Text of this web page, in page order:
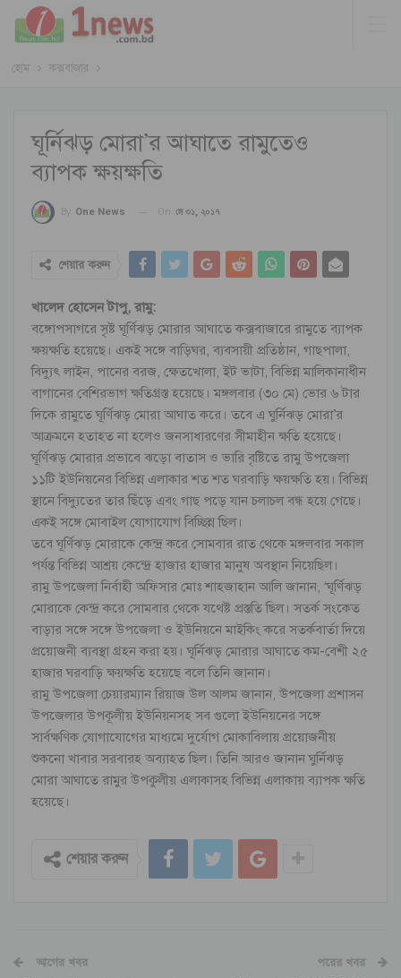
হোম কক্সবাজার
ঘূর্নিঝড় মোরা’র আঘাতে রামুতেও
ব্যাপক ক্ষয়ক্ষতি
By One News On মে ৩১, ২০১৭
শেয়ার করুন
খালেদ হোসেন টাপু, রামু:
বঙ্গোপসাগরে সৃষ্ট ঘূর্ণিঝড় মোরার আঘাতে কক্সবাজারে রামুতে ব্যাপক
ক্ষয়ক্ষতি হয়েছে। একই সঙ্গে বাড়িঘর, ব্যবসায়ী প্রতিষ্ঠান, গাছপালা,
বিদ্যুৎ লাইন, পানের বরজ, ক্ষেতখোলা, ইট ভাটা, বিভিন্ন মালিকানাধীন
বাগানের বেশিরভাগ ক্ষতিগ্রস্ত হয়েছে। মঙ্গলবার (৩০ মে) ভোর ৬ টার
দিকে রামুতে ঘূর্ণিঝড় মোরা আঘাত করে। তবে এ ঘুর্নিঝড় মোরা’র
আক্রমনে হতাহত না হলেও জনসাধারণের সীমাহীন ক্ষতি হয়েছে।
ঘূর্ণিঝড় মোরার প্রভাবে ঝড়ো বাতাস ও ভারি বৃষ্টিতে রামু উপজেলা
১১টি ইউনিয়নের বিভিন্ন এলাকার শত শত ঘরবাড়ি ক্ষয়ক্ষতি হয়। বিভিন্ন
স্থানে বিদ্যুতের তার ছিঁড়ে এবং গাছ পড়ে যান চলাচল বন্ধ হয়ে গেছে।
একই সঙ্গে মোবাইল যোগাযোগ বিচ্ছিন্ন ছিল।
তবে ঘূর্ণিঝড় মোরাকে কেন্দ্র করে সোমবার রাত থেকে মঙ্গলবার সকাল
পর্যন্ত বিভিন্ন আশ্রয় কেন্দ্রে হাজার হাজার মানুষ অবস্থান নিয়েছিল।
রামু উপজেলা নির্বাহী অফিসার মোঃ শাহজাহান আলি জানান, ‘ঘূর্ণিঝড়
মোরাকে কেন্দ্র করে সোমবার থেকে যথেষ্ট প্রস্ততি ছিল। সতর্ক সংকেত
বাড়ার সঙ্গে সঙ্গে উপজেলা ও ইউনিয়নে মাইকিং করে সতর্কবার্তা দিয়ে
প্রয়োজনী ব্যবস্থা গ্রহন করা হয়। ঘূর্নিঝড় মোরার আঘাতে কম-বেশী ২৫
হাজার ঘরবাড়ি ক্ষয়ক্ষতি হয়েছে বলে তিনি জানান।
রামু উপজেলা চেয়ারম্যান রিয়াজ উল আলম জানান, উপজেলা প্রশাসন
উপজেলার উপকূলীয় ইউনিয়নসহ সব গুলো ইউনিয়নের সঙ্গে
সার্বক্ষণিক যোগাযোগের মাধ্যমে দুর্যোগ মোকাবিলায় প্রয়োজনীয়
শুকনো খাবার সরবারহ অব্যাহত ছিল। তিনি আরও জানান ঘুর্নিঝড়
মোরা আঘাতে রামুর উপকুলীয় এলাকাসহ বিভিন্ন এলাকায় ব্যাপক ক্ষতি
হয়েছে।
শেয়ার করুন
আগের খবর পরের খবর